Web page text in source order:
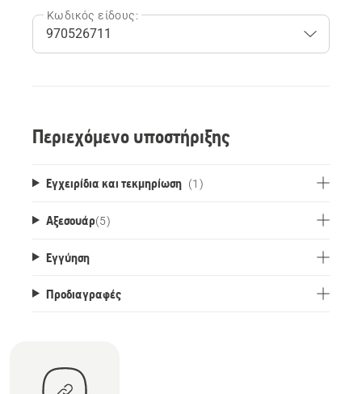
Κωδικός είδους:
Περιεχόμενο υποστήριξης
Εγχειρίδια και τεκμηρίωση (1)
Αξεσουάρ(5)
Εγγύηση
Προδιαγραφές